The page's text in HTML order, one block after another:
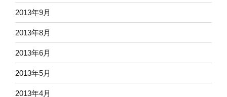
2013年9月
2013年8月
2013年6月
2013年5月
2013年4月